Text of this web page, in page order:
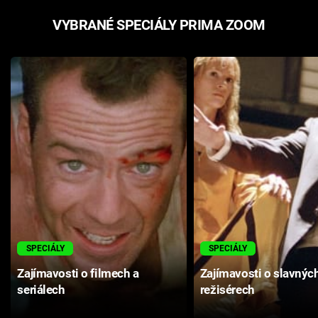
VYBRANÉ SPECIÁLY PRIMA ZOOM
SPECIÁLY
Zajímavosti o filmech a
seriálech
SPECIÁLY
Zajímavosti o
režisérech